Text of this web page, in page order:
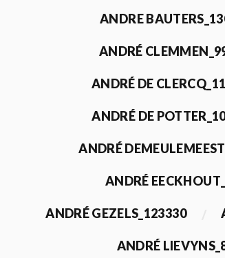
ANDRE
ANDRÉ
ANDRÉ DE
ANDRÉ DE
ANDRÉ
ANDRÉ
ANDRÉ GEZELS_123330
ANDRÉ